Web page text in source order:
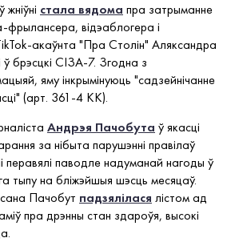
стала вядома пра затрыманне
фрылансера, відэаблогера і
акаўнта "Пра Столін" Аляксандра
ў брэсцкі СІЗА-7. Згодна з
яму інкрымінуюць "садзейнічанне
(арт. 361-4 КК).
Андрэя Пачобута ў якасці
за нібыта парушэнні правілаў
перавялі паводле надуманай нагоды ў
тыпу на бліжэйшыя шэсць месяцаў.
Пачобут падзялілася лістом ад
пра дрэнны стан здароўя, высокі